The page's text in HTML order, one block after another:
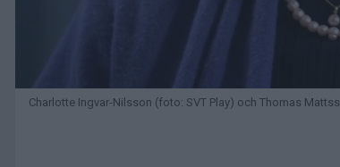
Charlotte Ingvar-Nilsson (foto: SVT Play) och Thomas